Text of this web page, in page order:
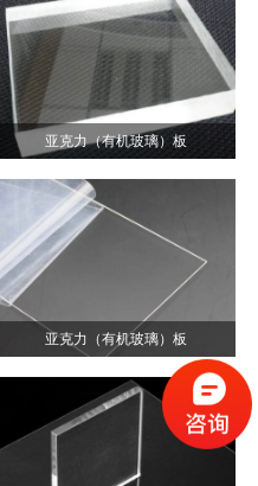
亚克力（有机玻璃）板
亚克力（有机玻璃）板